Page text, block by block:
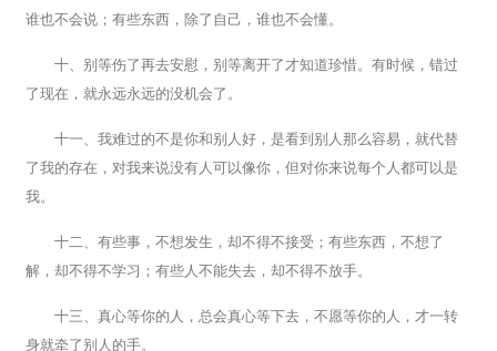
谁也不会说；有些东西，除了自己，谁也不会懂。
十、别等伤了再去安慰，别等离开了才知道珍惜。有时候，错过
了现在，就永远永远的没机会了。
十一、我难过的不是你和别人好，是看到别人那么容易，就代替
了我的存在，对我来说没有人可以像你，但对你来说每个人都可以是
我。
十二、有些事，不想发生，却不得不接受；有些东西，不想了
解，却不得不学习；有些人不能失去，却不得不放手。
十三、真心等你的人，总会真心等下去，不愿等你的人，才一转
身就牵了别人的手。